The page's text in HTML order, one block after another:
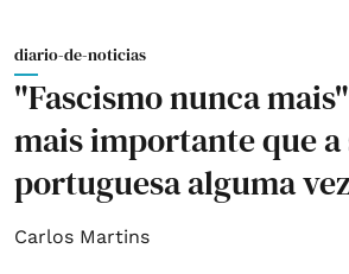
diario-de-noticias
"Fascismo nunca
mais importante que a
portuguesa alguma
Carlos Martins